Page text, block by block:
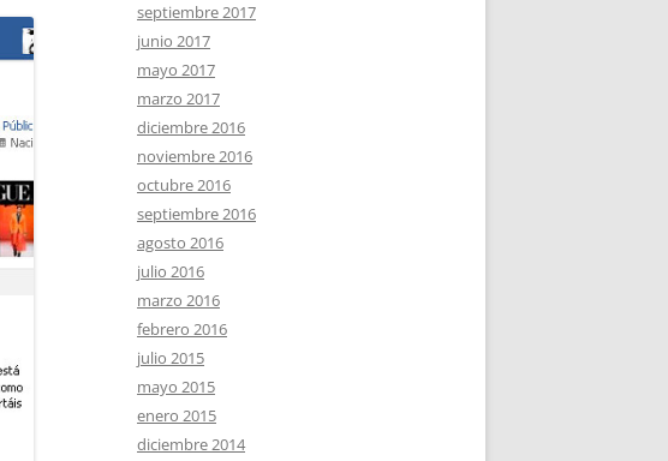
septiembre 2017
junio 2017
mayo 2017
marzo 2017
diciembre 2016
noviembre 2016
octubre 2016
septiembre 2016
agosto 2016
julio 2016
marzo 2016
febrero 2016
julio 2015
mayo 2015
enero 2015
diciembre 2014